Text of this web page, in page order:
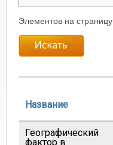
Элементов на страницу
Название
Географический
фактор в